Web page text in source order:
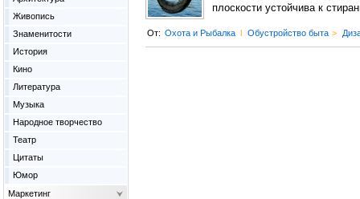
плоскости устойчива к
От: Охота и Рыбалка l Обустройство быта >
Живопись
Знаменитости
История
Кино
Литература
Музыка
Народное творчество
Театр
Цитаты
Юмор
Маркетинг